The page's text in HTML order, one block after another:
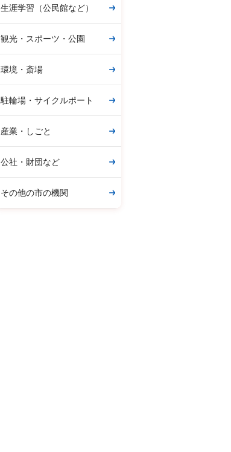
生涯学習（公民館など）
観光・スポーツ・公園
環境・斎場
駐輪場・サイクルポート
産業・しごと
公社・財団など
その他の市の機関